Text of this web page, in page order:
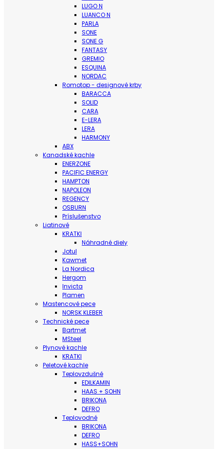
LUGO N
LUANCO N
PARLA
SONE
SONE G
FANTASY
GREMIO
ESQUINA
NORDAC
Romotop - designové krby
BARACCA
SOLID
CARA
E-LERA
LERA
HARMONY
ABX
Kanadské kachle
ENERZONE
PACIFIC ENERGY
HAMPTON
NAPOLEON
REGENCY
OSBURN
Príslušenstvo
Liatinové
KRATKI
Náhradné diely
Jotul
Kawmet
La Nordica
Hergom
Invicta
Plamen
Mastencové pece
NORSK KLEBER
Technické pece
Bartmet
MSteel
Plynové kachle
KRATKI
Peletové kachle
Teplovzdušné
EDILKAMIN
HAAS + SOHN
BRIKONA
DEFRO
Teplovodné
BRIKONA
DEFRO
HASS+SOHN